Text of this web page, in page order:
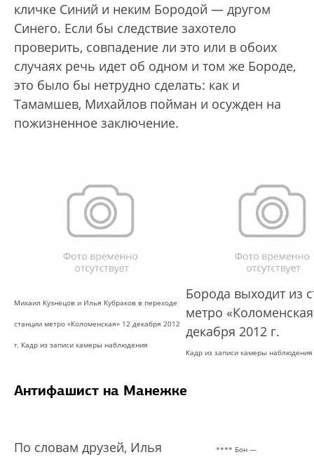
кличке Синий и неким Бородой — другом
Синего. Если бы следствие захотело
проверить, совпадение ли это или в обоих
случаях речь идет об одном и том же Бороде,
это было бы нетрудно сделать: как и
Тамамшев, Михайлов пойман и осужден на
пожизненное заключение.
Михаил Кузнецов и Илья Кубраков в переходе
станции метро «Коломенская» 12 декабря 2012
г. Кадр из записи камеры наблюдения
Борода выходит из
метро
декабря 2012 г.
Кадр из записи камеры наблюдения
Антифашист на Манежке
**** Бон —
По словам друзей, Илья